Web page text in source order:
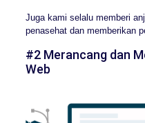
Juga kami selalu memberi
penasehat dan memberikan
#2 Merancang dan
Web